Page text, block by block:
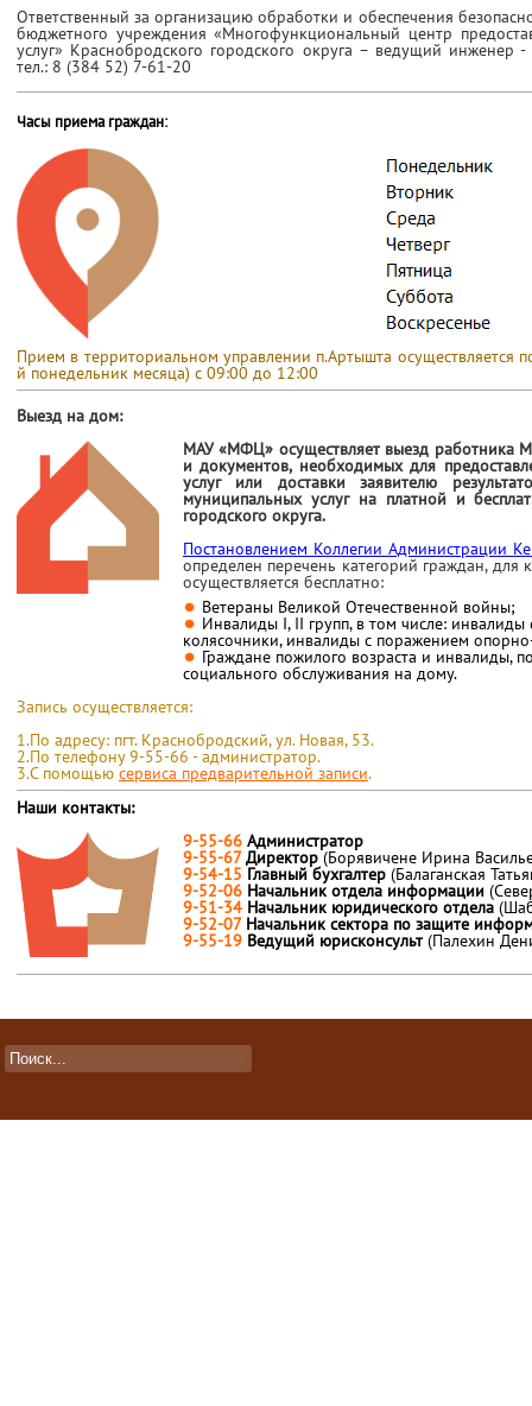
Ответственный за организацию обработки и обеспечения
бюджетного учреждения «Многофункциональный центр
услуг» Краснобродского городского округа – ведущий инженер
тел.: 8 (384 52) 7-61-20
Часы приема граждан:
Прием в территориальном управлении п.Артышта
й понедельник месяца) с 09:00 до 12:00
Выезд на дом:
МАУ «МФЦ» осуществляет выезд работника
и документов, необходимых для
услуг или доставки заявителю
муниципальных услуг на платной и
городского округа.
Постановлением Коллегии Администрации
определен перечень категорий граждан,
осуществляется бесплатно:
Ветераны Великой Отечественной войны;
Инвалиды I, II групп, в том числе:
колясочники, инвалиды с поражением
Граждане пожилого возраста и инвалиды,
социального обслуживания на дому.
Запись осуществляется:
1.По адресу: пгт. Краснобродский, ул. Новая, 53.
2.По телефону 9-55-66 - администратор.
3.С помощью сервиса предварительной записи.
Наши контакты:
9-55-66 Администратор
9-55-67Директор(Борявичене Ирина
9-54-15 Главный бухгалтер (Балаганская
9-52-06 Начальник отдела информации
9-51-34 Начальник юридического отдела
9-52-07 Начальник сектора по защите
9-55-19 Ведущий юрисконсульт (Палехин